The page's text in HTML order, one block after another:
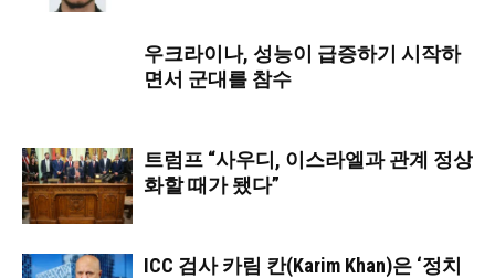
우크라이나, 성능이 급증하기 시작하
면서 군대를 참수
트럼프 “사우디, 이스라엘과 관계 정상
화할 때가 됐다”
ICC 검사 카림 칸(Karim Khan)은 ‘정치